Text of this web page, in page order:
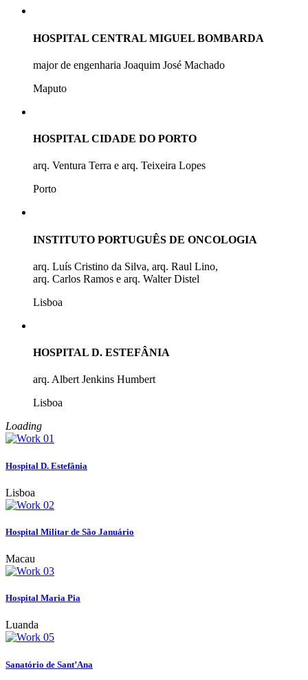
HOSPITAL CENTRAL MIGUEL BOMBARDA
major de engenharia Joaquim José Machado
Maputo
HOSPITAL CIDADE DO PORTO
arq. Ventura Terra e arq. Teixeira Lopes
Porto
INSTITUTO PORTUGUÊS DE ONCOLOGIA
arq. Luís Cristino da Silva, arq. Raul Lino,
arq. Carlos Ramos e arq. Walter Distel
Lisboa
HOSPITAL D. ESTEFÂNIA
arq. Albert Jenkins Humbert
Lisboa
Loading
Hospital D. Estefânia
Lisboa
Hospital Militar de São Januário
Macau
Hospital Maria Pia
Luanda
Sanatório de Sant’Ana